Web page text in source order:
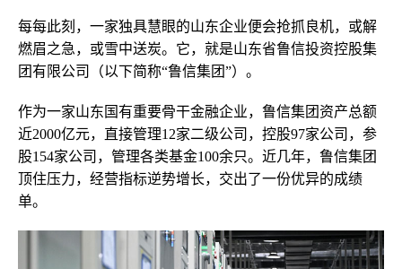
每每此刻，一家独具慧眼的山东企业便会抢抓良机，或解
燃眉之急，或雪中送炭。它，就是山东省鲁信投资控股集
团有限公司（以下简称“鲁信集团”）。
作为一家山东国有重要骨干金融企业，鲁信集团资产总额
近2000亿元，直接管理12家二级公司，控股97家公司，参
股154家公司，管理各类基金100余只。近几年，鲁信集团
顶住压力，经营指标逆势增长，交出了一份优异的成绩
单。